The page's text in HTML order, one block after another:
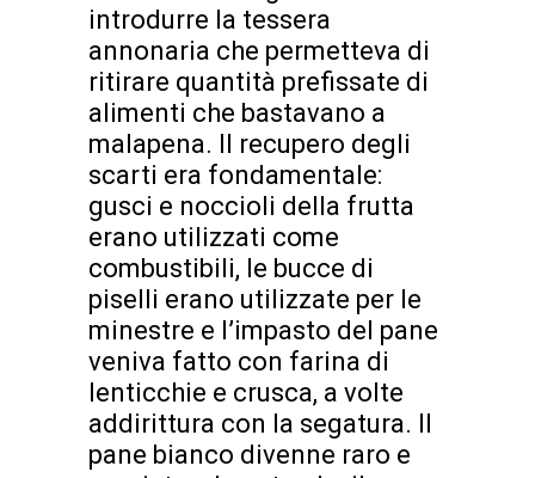
introdurre la tessera
annonaria che permetteva di
ritirare quantità prefissate di
alimenti che bastavano a
malapena. Il recupero degli
scarti era fondamentale:
gusci e noccioli della frutta
erano utilizzati come
combustibili, le bucce di
piselli erano utilizzate per le
minestre e l’impasto del pane
veniva fatto con farina di
lenticchie e crusca, a volte
addirittura con la segatura. Il
pane bianco divenne raro e